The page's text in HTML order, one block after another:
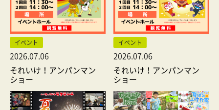
イベント
2026.07.06
それいけ！アンパンマン
ショー
イベント
2026.07.06
それいけ！アンパンマン
ショー